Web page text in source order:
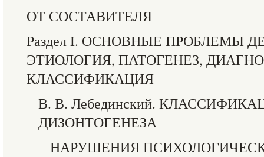
ОТ СОСТАВИТЕЛЯ
Раздел I. ОСНОВНЫЕ ПРОБЛЕМЫ
ЭТИОЛОГИЯ, ПАТОГЕНЕЗ,
КЛАССИФИКАЦИЯ
В. В. Лебединский.
ДИЗОНТОГЕНЕЗА
НАРУШЕНИЯ